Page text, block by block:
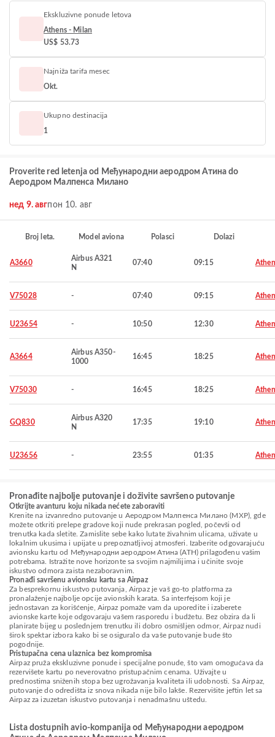
Ekskluzivne ponude letova
Athens - Milan
US$ 53.73
Najniža tarifa mesec
Okt.
Ukupno destinacija
1
Proverite red letenja od Међународни аеродром Атина do
Аеродром Малпенса Милано
нед 9. авгпон 10. авг
Broj leta. Model aviona Polasci Dolazi
A3660
Airbus A321
N
07:40 09:15
V75028 - 07:40 09:15
U23654 - 10:50 12:30
A3664
Airbus A350-
1000
16:45 18:25
V75030 - 16:45 18:25
GQ830
Airbus A320
N
17:35 19:10
U23656 - 23:55 01:35
Pronađite najbolje putovanje i doživite savršeno putovanje
Otkrijte avanturu koju nikada nećete zaboraviti
Krenite na izvanredno putovanje u Аеродром Малпенса Милано (MXP), gde
možete otkriti prelepe gradove koji nude prekrasan pogled, počevši od
trenutka kada sletite. Zamislite sebe kako lutate živahnim ulicama, uživate u
lokalnim ukusima i upijate u prepoznatljivoj atmosferi. Izaberite odgovarajuću
avionsku kartu od Међународни аеродром Атина (ATH) prilagođenu vašim
potrebama. Istražite nove horizonte sa svojim najmilijima i učinite svoje
iskustvo odmora zaista nezaboravnim.
Pronađi savršenu avionsku kartu sa Airpaz
Za besprekornu iskustvo putovanja, Airpaz je vaš go-to platforma za
pronalaženje najbolje opcije avionskih karata. Sa interfejsom koji je
jednostavan za korišćenje, Airpaz pomaže vam da uporedite i izaberete
avionske karte koje odgovaraju vašem rasporedu i budžetu. Bez obzira da li
planirate bijeg u poslednjem trenutku ili dobro osmišljen odmor, Airpaz nudi
širok spektar izbora kako bi se osiguralo da vaše putovanje bude što
pogodnije.
Pristupačna cena ulaznica bez kompromisa
Airpaz pruža ekskluzivne ponude i specijalne ponude, što vam omogućava da
rezervišete kartu po neverovatno pristupačnim cenama. Uživajte u
prednostima sniženih stopa bez ugrožavanja kvaliteta ili udobnosti. Sa Airpaz,
putovanje do odredišta iz snova nikada nije bilo lakše. Rezervišite jeftin let sa
Airpaz za izuzetan iskustvo putovanja i nenadmašnu uštedu.
Lista dostupnih avio-kompanija od Међународни аеродром